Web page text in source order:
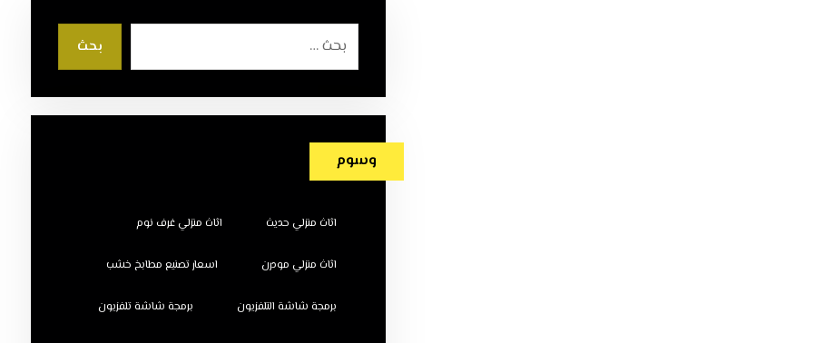
بحث
وسوم
اثاث منزلي حديث اثاث منزلي غرف نوم
اثاث منزلي مودرن اسعار تصنيع مطابخ خشب
برمجة شاشة التلفزيون برمجة شاشة تلفزيون